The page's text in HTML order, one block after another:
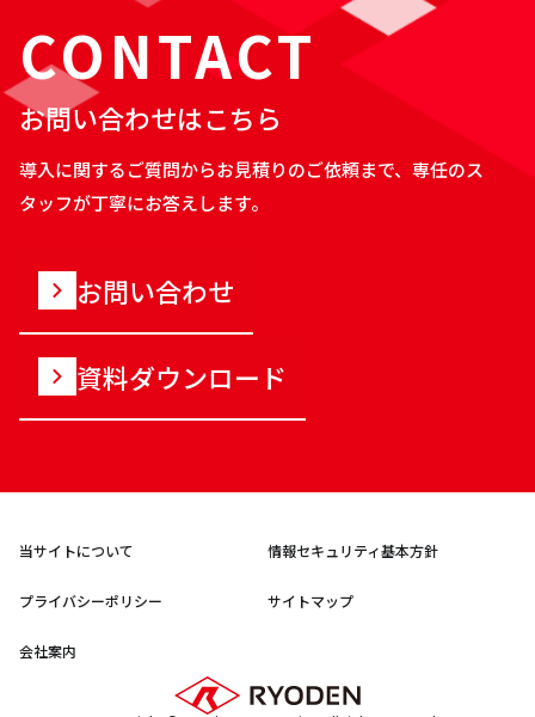
CONTACT
お問い合わせはこちら
導入に関するご質問からお見積りのご依頼まで、専任のス
タッフが丁寧にお答えします。
お問い合わせ
資料ダウンロード
当サイトについて 情報セキュリティ基本方針
プライバシーポリシー サイトマップ
会社案内